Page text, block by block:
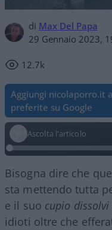
di Max Del Papa
29 Gennaio 2023,
12.7k
Aggiungi nicolaporro.it
preferite su Google
Ascolta l'articolo
Bisogna dire che
sta mettendo tutta
e il suo cupio dissolvi
idioti oltre che